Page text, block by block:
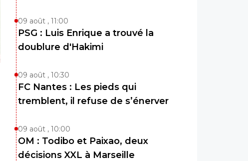
09 août , 11:00
PSG : Luis Enrique a trouvé la
doublure d'Hakimi
09 août , 10:30
FC Nantes : Les pieds qui
tremblent, il refuse de s’énerver
09 août , 10:00
OM : Todibo et Paixao, deux
décisions XXL à Marseille